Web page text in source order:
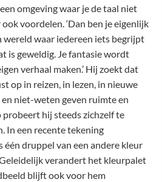
omgeving waar je de taal niet
voordelen. ‘Dan ben je eigenlijk
wereld waar iedereen iets begrijpt
is geweldig. Je fantasie wordt
verhaal maken.’ Hij zoekt dat
op in reizen, in lezen, in nieuwe
niet-weten geven ruimte en
probeert hij steeds zichzelf te
In een recente tekening
druppel van een andere kleur
verandert het kleurpalet
blijft ook voor hem